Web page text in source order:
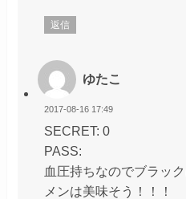
返信
ゆたこ
2017-08-16 17:49
SECRET: 0
PASS:
血圧持ちなのでブラッ
メンは美味そう！！！